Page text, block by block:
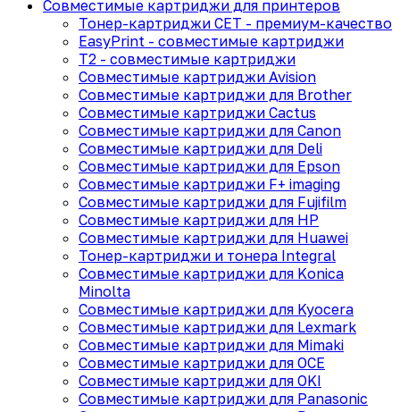
Совместимые картриджи для принтеров
Тонер-картриджи CET - премиум-качество
EasyPrint - cовместимые картриджи
T2 - совместимые картриджи
Совместимые картриджи Avision
Совместимые картриджи для Brother
Совместимые картриджи Cactus
Совместимые картриджи для Canon
Совместимые картриджи для Deli
Совместимые картриджи для Epson
Совместимые картриджи F+ imaging
Совместимые картриджи для Fujifilm
Совместимые картриджи для HP
Совместимые картриджи для Huawei
Тонер-картриджи и тонера Integral
Совместимые картриджи для Konica
Minolta
Совместимые картриджи для Kyocera
Совместимые картриджи для Lexmark
Совместимые картриджи для Mimaki
Совместимые картриджи для OCE
Совместимые картриджи для OKI
Совместимые картриджи для Panasonic